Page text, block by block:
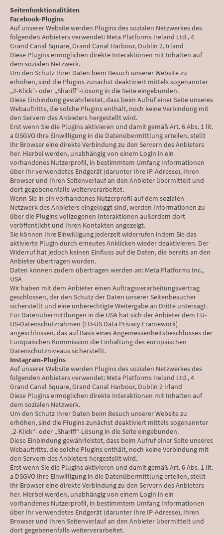
Seitenfunktionalitäten
Facebook-Plugins
Auf unserer Website werden Plugins des sozialen Netzwerkes des
folgenden Anbieters verwendet: Meta Platforms Ireland Ltd., 4
Grand Canal Square, Grand Canal Harbour, Dublin 2, Irland
Diese Plugins ermöglichen direkte Interaktionen mit Inhalten auf
dem sozialen Netzwerk.
Um den Schutz Ihrer Daten beim Besuch unserer Website zu
erhöhen, sind die Plugins zunächst deaktiviert mittels sogenannter
„2-Klick“- oder „Shariff“-Lösung in die Seite eingebunden.
Diese Einbindung gewährleistet, dass beim Aufruf einer Seite unseres
Webauftritts, die solche Plugins enthält, noch keine Verbindung mit
den Servern des Anbieters hergestellt wird.
Erst wenn Sie die Plugins aktivieren und damit gemäß Art. 6 Abs. 1 lit.
a DSGVO Ihre Einwilligung in die Datenübermittlung erteilen, stellt
Ihr Browser eine direkte Verbindung zu den Servern des Anbieters
her. Hierbei werden, unabhängig von einem Login in ein
vorhandenes Nutzerprofil, in bestimmtem Umfang Informationen
über Ihr verwendetes Endgerät (darunter Ihre IP-Adresse), Ihren
Browser und Ihren Seitenverlauf an den Anbieter übermittelt und
dort gegebenenfalls weiterverarbeitet.
Wenn Sie in ein vorhandenes Nutzerprofil auf dem sozialen
Netzwerk des Anbieters eingeloggt sind, werden Informationen zu
über die Plugins vollzogenen Interaktionen außerdem dort
veröffentlicht und Ihren Kontakten angezeigt.
Sie können Ihre Einwilligung jederzeit widerrufen indem Sie das
aktivierte Plugin durch erneutes Anklicken wieder deaktivieren. Der
Widerruf hat jedoch keinen Einfluss auf die Daten, die bereits an den
Anbieter übertragen wurden.
Daten können zudem übertragen werden an: Meta Platforms Inc.,
USA
Wir haben mit dem Anbieter einen Auftragsverarbeitungsvertrag
geschlossen, der den Schutz der Daten unserer Seitenbesucher
sicherstellt und eine unberechtigte Weitergabe an Dritte untersagt.
Für Datenübermittlungen in die USA hat sich der Anbieter dem EU-
US-Datenschutzrahmen (EU-US Data Privacy Framework)
angeschlossen, das auf Basis eines Angemessenheitsbeschlusses der
Europäischen Kommission die Einhaltung des europäischen
Datenschutzniveaus sicherstellt.
Instagram-Plugins
Auf unserer Website werden Plugins des sozialen Netzwerkes des
folgenden Anbieters verwendet: Meta Platforms Ireland Ltd., 4
Grand Canal Square, Grand Canal Harbour, Dublin 2 Irland
Diese Plugins ermöglichen direkte Interaktionen mit Inhalten auf
dem sozialen Netzwerk.
Um den Schutz Ihrer Daten beim Besuch unserer Website zu
erhöhen, sind die Plugins zunächst deaktiviert mittels sogenannter
„2-Klick“- oder „Shariff“-Lösung in die Seite eingebunden.
Diese Einbindung gewährleistet, dass beim Aufruf einer Seite unseres
Webauftritts, die solche Plugins enthält, noch keine Verbindung mit
den Servern des Anbieters hergestellt wird.
Erst wenn Sie die Plugins aktivieren und damit gemäß Art. 6 Abs. 1 lit.
a DSGVO Ihre Einwilligung in die Datenübermittlung erteilen, stellt
Ihr Browser eine direkte Verbindung zu den Servern des Anbieters
her. Hierbei werden, unabhängig von einem Login in ein
vorhandenes Nutzerprofil, in bestimmtem Umfang Informationen
über Ihr verwendetes Endgerät (darunter Ihre IP-Adresse), Ihren
Browser und Ihren Seitenverlauf an den Anbieter übermittelt und
dort gegebenenfalls weiterverarbeitet.